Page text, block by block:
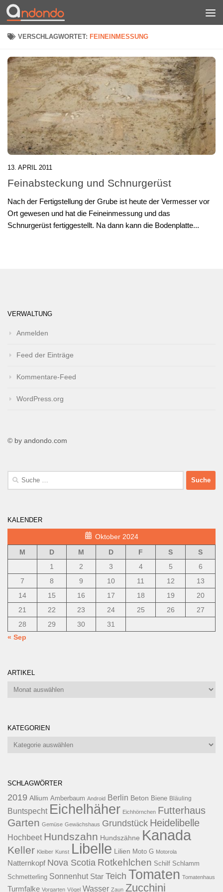
Zum Inhalt springen
VERSCHLAGWORTET: FEINEINMESSUNG
13. APRIL 2011
Feinabsteckung und Schnurgerüst
Nach der Fertigstellung der Grube ist heute der Vermesser vor
Ort gewesen und hat die Feineinmessung und das
Schnurgerüst fertiggestellt. Na dann kann die Bodenplatte...
VERWALTUNG
Anmelden
Feed der Einträge
Kommentare-Feed
WordPress.org
© by andondo.com
Suche
KALENDER
Oktober 2024
M
D M D F S
S
1
2 3 4 5
6
7
8 9 10 11 12
13
14
15 16 17 18 19
20
21
22 23 24 25 26
27
28
29 30
31
« Sep
ARTIKEL
Artikel
KATEGORIEN
Kategorien
SCHLAGWÖRTER
2019 Allium Amberbaum Android Berlin Beton Biene Bläuling
Buntspecht Eichelhäher Eichhörnchen Futterhaus
Garten Gemüse Gewächshaus Grundstück Heidelibelle
Hochbeet Hundszahn Hundszähne Kanada
Keller Kleiber Kunst Libelle Lilien Moto G Motorola
Natternkopf Nova Scotia Rotkehlchen Schilf Schlamm
Schmetterling Sonnenhut Star Teich Tomaten Tomatenhaus
Turmfalke Vorgarten Vögel Wasser Zaun Zucchini